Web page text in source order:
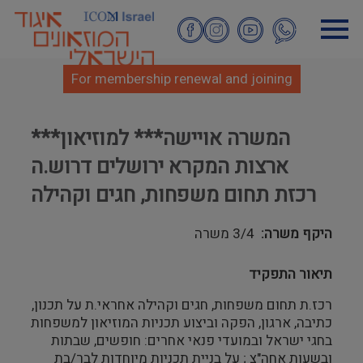
Skip
For membership renewal and joining
***המשרה אויישה*** למוזיאון
ארצות המקרא ירושלים דרוש.ה
רכזת תחום משפחות, חגים וקהילה
היקף משרה 3/4 משרה
תיאור התפקיד
רכז.ת תחום משפחות, חגים וקהילה אחראי.ת על תכנון,
כתיבה, ארגון, הפקה וביצוע תכניות המוזיאון למשפחות
בחגי ישראל ובמועדי פנאי אחרים: חופשים, שבתות
ובשעות אחה"צ ; על בניית תכניות מיוחדות לבר/בת